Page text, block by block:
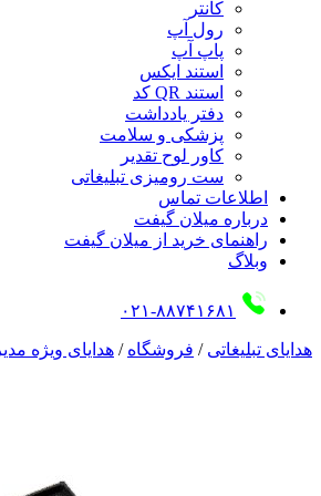
کانتر
رول آپ
پاپ آپ
استند ایکس
استند QR کد
دفتر یادداشت
پزشکی و سلامت
کاور لوح تقدیر
ست رومیزی تبلیغاتی
اطلاعات تماس
درباره میلان گیفت
راهنمای خرید از میلان گیفت
وبلاگ
۰۲۱-۸۸۷۴۱۶۸۱
هدایای تبلیغاتی / فروشگاه / هدایای ویژه